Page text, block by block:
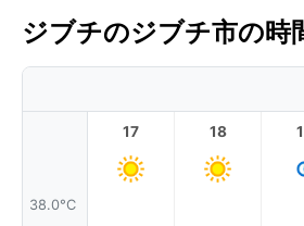
ジブチのジブチ市の時
38.0°C
17 18